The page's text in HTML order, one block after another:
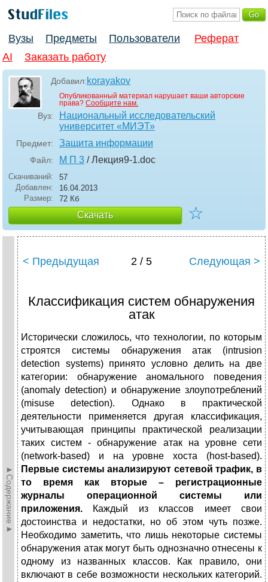
Вузы Предметы Пользователи
Реферат
AI
Заказать работу
Добавил:korayakov
Опубликованный материал нарушает ваши авторские
права? Сообщите нам.
Вуз:
Национальный исследовательский
университет «МИЭТ»
Предмет: Защита информации
Файл: М П 3 / Лекция9-1.doc
Скачиваний:
57
Добавлен:
16.04.2013
Размер:
72 Кб
Скачать ☆
►Содержание►
< Предыдущая 2 / 5 Следующая >
Классификация систем обнаружения
атак
Исторически сложилось, что технологии, по которым
строятся системы обнаружения атак (intrusion
detection systems) принято условно делить на две
категории: обнаружение аномального поведения
(anomaly detection) и обнаружение злоупотреблений
(misuse detection). Однако в практической
деятельности применяется другая классификация,
учитывающая принципы практической реализации
таких систем - обнаружение атак на уровне сети
(network-based) и на уровне хоста (host-based).
Первые системы анализируют сетевой трафик, в
то время как вторые – регистрационные
журналы операционной системы или
приложения. Каждый из классов имеет свои
достоинства и недостатки, но об этом чуть позже.
Необходимо заметить, что лишь некоторые системы
обнаружения атак могут быть однозначно отнесены к
одному из названных классов. Как правило, они
включают в себе возможности нескольких категорий.